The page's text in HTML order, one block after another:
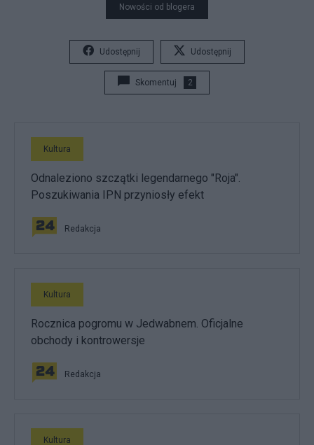
Nowości od blogera
Udostępnij Udostępnij
Skomentuj 2
Kultura
Odnaleziono szczątki legendarnego "Roja".
Poszukiwania IPN przyniosły efekt
Redakcja
Kultura
Rocznica pogromu w Jedwabnem. Oficjalne
obchody i kontrowersje
Redakcja
Kultura